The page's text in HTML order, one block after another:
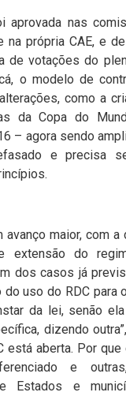
aprovada nas
na própria CAE, e
de votações do
o modelo de
como a
da Copa do
– agora sendo
e precisa
avanço maior, com
extensão do
dos casos já
uso do RDC para
da lei, senão
dizendo
está aberta. Por
e
Estados e